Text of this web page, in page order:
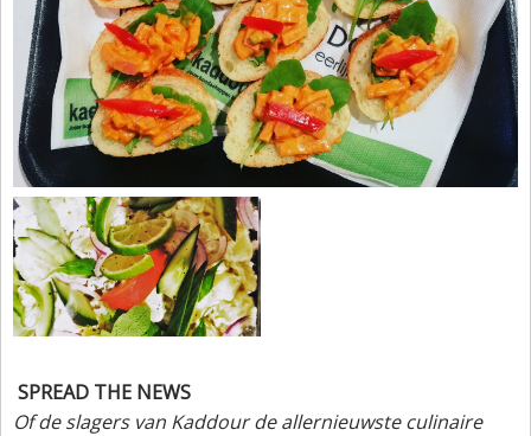
SPREAD THE NEWS
Of de slagers van Kaddour de allernieuwste culinaire